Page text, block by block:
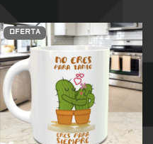
OFERTA